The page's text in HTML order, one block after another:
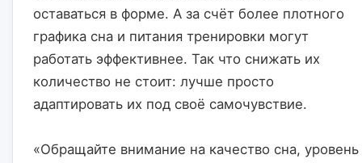
оставаться в форме. А за счёт более плотного
графика сна и питания тренировки могут
работать эффективнее. Так что снижать их
количество не стоит: лучше просто
адаптировать их под своё самочувствие.
«Обращайте внимание на качество сна, уровень